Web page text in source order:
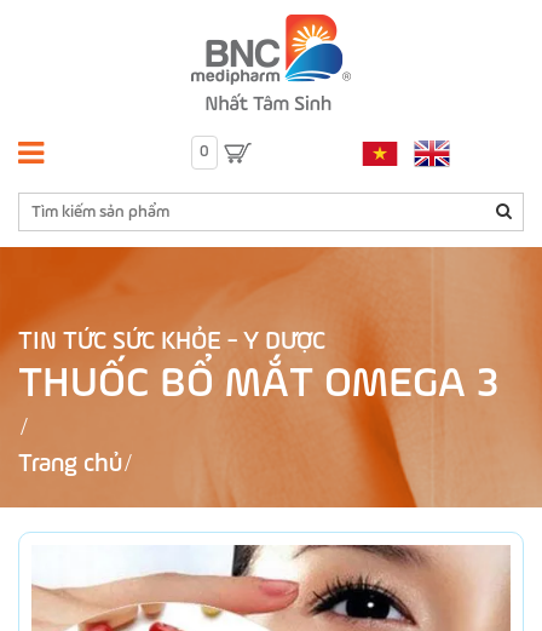
0
TIN TỨC SỨC KHỎE - Y DƯỢC
THUỐC BỔ MẮT OMEGA 3
Trang chủ